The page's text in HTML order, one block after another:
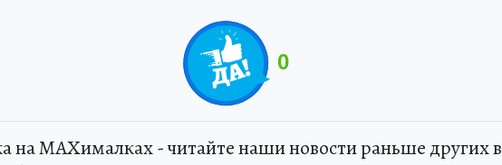
0
на MAXималках - читайте наши новости раньше других в